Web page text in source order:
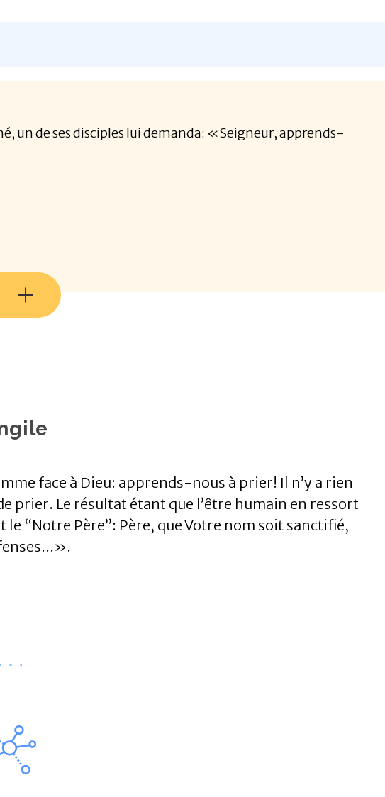
un de ses disciples lui demanda: «Seigneur, apprends-
face à Dieu: apprends-nous à prier! Il n’y a rien
prier. Le résultat étant que l’être humain en ressort
“Notre Père”: Père, que Votre nom soit sanctifié,